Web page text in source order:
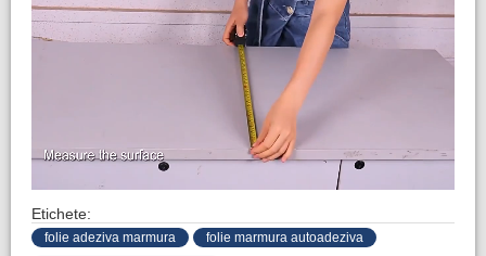
Etichete:
folie adeziva marmura
folie marmura autoadeziva